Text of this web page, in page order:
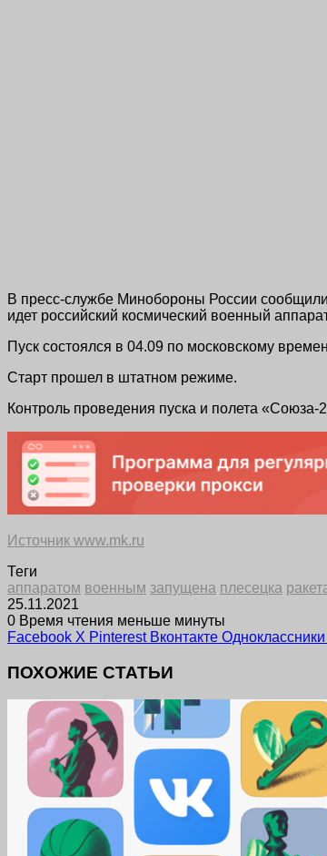
В пресс-службе Минобороны России
идет российский космический военный
Пуск состоялся в 04.09 по московскому
Старт прошел в штатном режиме.
Контроль проведения пуска и полета
Источник www.mk.ru
Теги
аппаратом военным запущена плесецка
25.11.2021
0 Время чтения меньше минуты
Facebook X Pinterest Вконтакте Одноклассники
ПОХОЖИЕ СТАТЬИ